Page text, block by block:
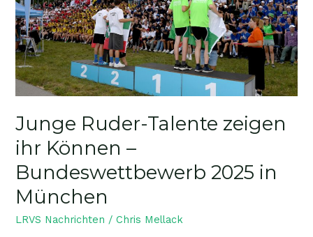
Junge Ruder-Talente zeigen
ihr Können –
Bundeswettbewerb 2025 in
München
LRVS Nachrichten /Chris Mellack
–
Bundeswettbewerb
2025
in
München